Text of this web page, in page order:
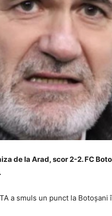
de la Arad, scor 2-2. FC
a smuls un punct la Botoșani